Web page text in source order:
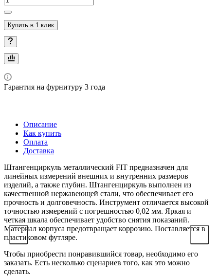
Купить в 1 клик
Гарантия на фурнитуру 3 года
Описание
Как купить
Оплата
Доставка
Штангенциркуль металлический FIT предназначен для
линейных измерений внешних и внутренних размеров
изделий, а также глубин. Штангенциркуль выполнен из
качественной нержавеющей стали, что обеспечивает его
прочность и долговечность. Инструмент отличается высокой
точностью измерений с погрешностью 0,02 мм. Яркая и
четкая шкала обеспечивает удобство снятия показаний.
Материал корпуса предотвращает коррозию. Поставляется в
пластиковом футляре.
Чтобы приобрести понравившийся товар, необходимо его
заказать. Есть несколько сценариев того, как это можно
сделать.